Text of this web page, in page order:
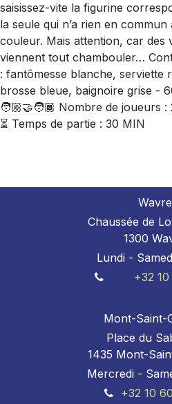
saisissez-vite la figurine
la seule qui n’a rien en
couleur. Mais attention, car des
viennent tout chambouler…
: fantômesse blanche, serviette
brosse bleue, baignoire grise -
🧑🏼‍🤝‍🧑🏾 Nombre de joueurs
⏳ Temps de partie : 30 MIN
Wavre
Chaussée de
1300
Lundi -
+32
Mont-Saint-
Place du
1435 Mont-
Mercredi -
+32 10